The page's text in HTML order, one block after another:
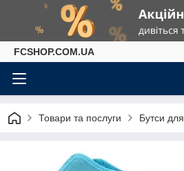
FCSHOP.COM.UA
Товари та послуги Бутси для